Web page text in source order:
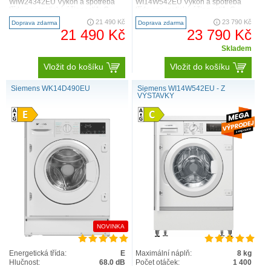
WIW24342EU Výkon a spotřeba
energie2 / voda3: 62 ..
Doprava zdarma 21 490 Kč
21 490 Kč
Vložit do košíku
WI14W542EU Výkon a spotřeba
energie2 / voda3: 62 kWh ..
Doprava zdarma 23 790 Kč
23 790 Kč
Skladem
Vložit do košíku
Siemens WK14D490EU
NOVINKA
Energetická třída:
E
Hlučnost:
68.0 dB
Siemens WI14W542EU - Z
VÝSTAVKY
Maximální náplň:
8 kg
Počet otáček:
1 400